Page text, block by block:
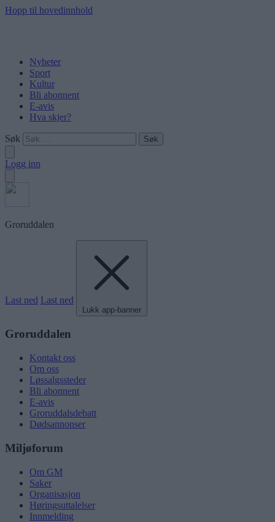
Hopp til hovedinnhold
Nyheter
Sport
Kultur
Bli abonnent
E-avis
Hva skjer?
Søk
Logg inn
Groruddalen
Last ned Last ned
Lukk app-banner
Groruddalen
Kontakt oss
Om oss
Løssalgssteder
Bli abonnent
E-avis
Groruddalsdebatt
Dødsannonser
Miljøforum
Om GM
Saker
Organisasjon
Høringsuttalelser
Innmelding